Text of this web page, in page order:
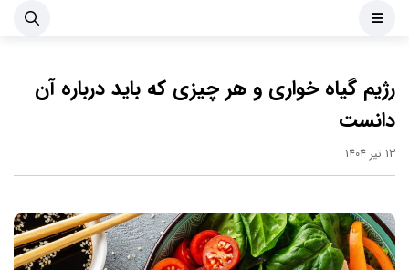
رژیم گیاه خواری و هر چیزی که باید درباره آن
دانست
13 تیر 1404